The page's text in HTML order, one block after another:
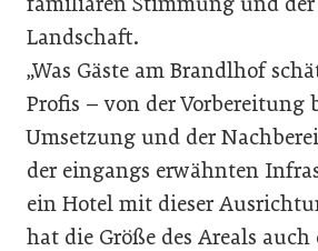
Landschaft.
„Was Gäste am Brandlhof
Profis – von der Vorbereitung
Umsetzung und der
der eingangs erwähnten
ein Hotel mit dieser
hat die Größe des Areals auch